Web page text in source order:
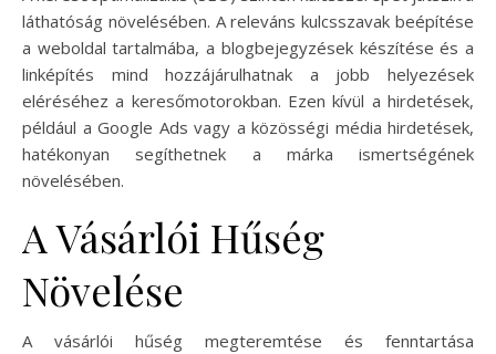
láthatóság növelésében. A releváns kulcsszavak beépítése
a weboldal tartalmába, a blogbejegyzések készítése és a
linképítés mind hozzájárulhatnak a jobb helyezések
eléréséhez a keresőmotorokban. Ezen kívül a hirdetések,
például a Google Ads vagy a közösségi média hirdetések,
hatékonyan segíthetnek a márka ismertségének
növelésében.
A Vásárlói Hűség
Növelése
A vásárlói hűség megteremtése és fenntartása